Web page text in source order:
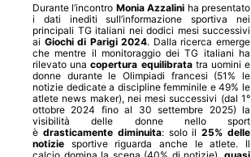
Durante l’incontro Monia Azzalini ha presentato
i dati inediti sull’informazione sportiva nei
principali TG italiani nei dodici mesi successivi
ai Giochi di Parigi 2024. Dalla ricerca emerge
che mentre il monitoraggio dei TG italiani ha
rilevato unacopertura equilibratatra uomini e
donne durante le Olimpiadi francesi (51% le
notizie dedicate a discipline femminile e 49% le
atlete news maker), nei mesi successivi (dal 1°
ottobre 2024 fino al 30 settembre 2025) la
visibilità delle donne nello sport
è drasticamente diminuita: solo il25% delle
notizie sportive riguarda anche le atlete. Il